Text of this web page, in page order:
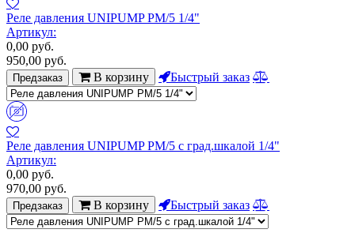
Реле давления UNIPUMP РМ/5 1/4"
Артикул:
0,00 руб.
950,00 руб.
Предзаказ В корзину Быстрый заказ
Реле давления UNIPUMP РМ/5 с град.шкалой 1/4"
Артикул:
0,00 руб.
970,00 руб.
Предзаказ В корзину Быстрый заказ